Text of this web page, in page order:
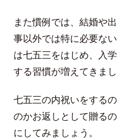
また慣例では、結婚や
事以外では特に必要な
は七五三をはじめ、入
する習慣が増えてきまし
七五三の内祝いをする
のかお返しとして贈る
にしてみましょう。